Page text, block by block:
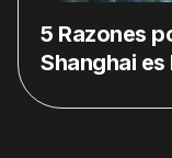
5 Razones
Shanghai es